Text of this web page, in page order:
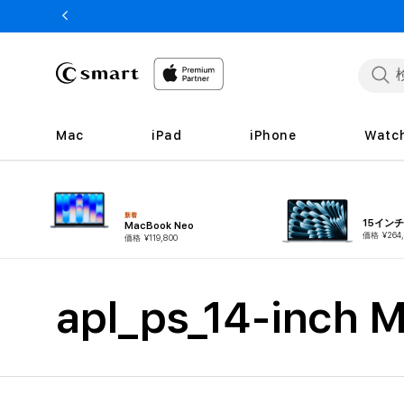
ンツへ
Mac iPad iPhone
新着
MacBook Neo
価格 ¥119,800
15イン
価格
コ
レ
ク
apl_ps_14-inch